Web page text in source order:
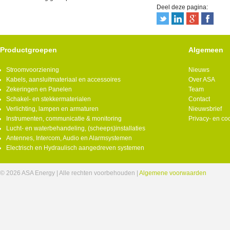
Deel deze pagina:
Productgroepen
Stroomvoorziening
Kabels, aansluitmateriaal en accessoires
Zekeringen en Panelen
Schakel- en stekkermaterialen
Verlichting, lampen en armaturen
Instrumenten, communicatie & monitoring
Lucht- en waterbehandeling, (scheeps)installaties
Antennes, Intercom, Audio en Alarmsystemen
Electrisch en Hydraulisch aangedreven systemen
Algemeen
Nieuws
Over ASA
Team
Contact
Nieuwsbrief
Privacy- en
© 2026 ASA Energy | Alle rechten voorbehouden | Algemene voorwaarden